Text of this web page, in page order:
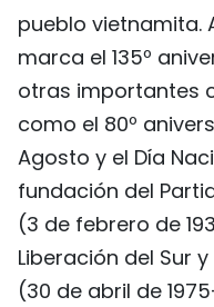
pueblo vietnamita.
marca el 135º
otras importantes
como el 80º
Agosto y el Día
fundación del
(3 de febrero de
Liberación del Sur
(30 de abril de